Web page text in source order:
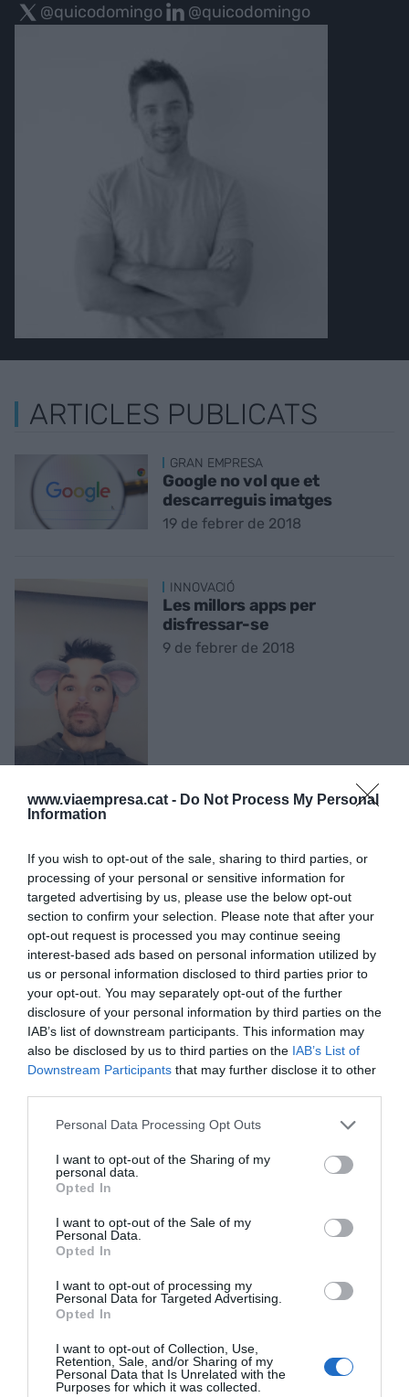
www.viaempresa.cat - Do Not Process My Personal
Information
If you wish to opt-out of the sale, sharing to third parties, or
processing of your personal or sensitive information for
targeted advertising by us, please use the below opt-out
section to confirm your selection. Please note that after your
opt-out request is processed you may continue seeing
interest-based ads based on personal information utilized by
us or personal information disclosed to third parties prior to
your opt-out. You may separately opt-out of the further
disclosure of your personal information by third parties on the
IAB’s list of downstream participants. This information may
also be disclosed by us to third parties on the IAB’s List of
Downstream Participants that may further disclose it to other
Personal Data Processing Opt Outs
I want to opt-out of the Sharing of my
personal data.
Opted In
I want to opt-out of the Sale of my
Personal Data.
Opted In
I want to opt-out of processing my
Personal Data for Targeted Advertising.
Opted In
I want to opt-out of Collection, Use,
Retention, Sale, and/or Sharing of my
Personal Data that Is Unrelated with the
Purposes for which it was collected.
@quicodomingo @quicodomingo
ARTICLES PUBLICATS
GRAN EMPRESA
Google no vol que et
descarreguis imatges
19 de febrer de 2018
INNOVACIÓ
Les millors apps per
disfressar-se
9 de febrer de 2018
INNOVACIÓ
Com evitar que llegeixin els
nostres missatges
2 de febrer de 2018
INNOVACIÓ
50 Cent: milionari per omissió
29 de gener de 2018
INNOVACIÓ
Hawaii, míssils, usabilitat i
Meltdown i Spectre, el punt
feble dels processadors